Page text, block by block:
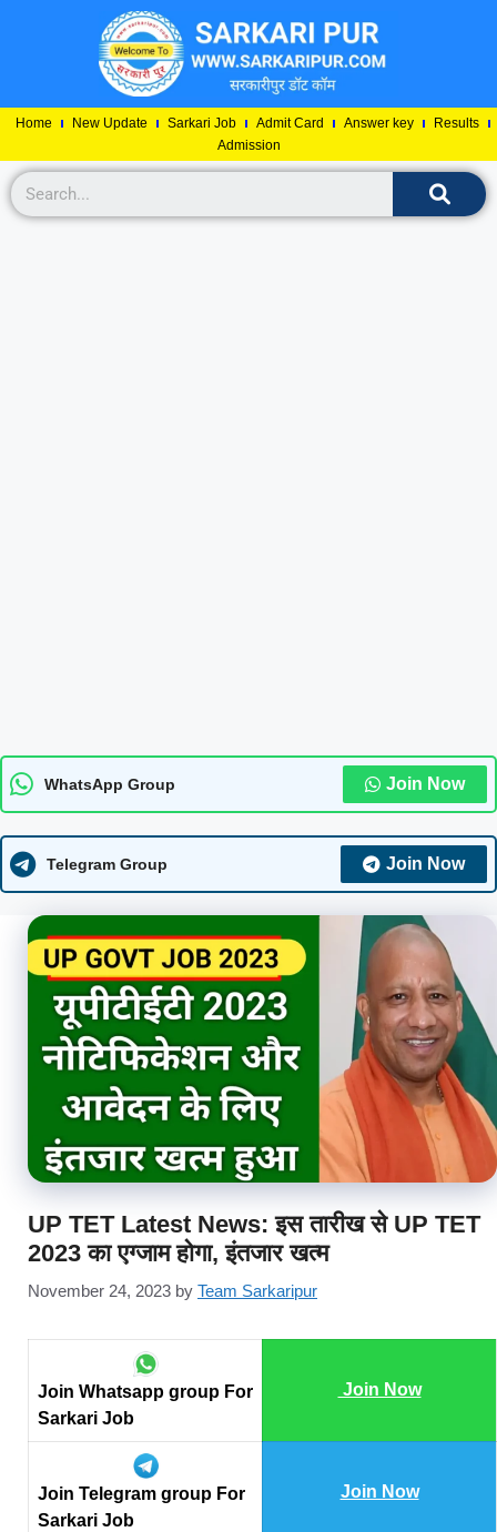
Home New Update Sarkari Job Admit Card Answer key
Results
Admission
WhatsApp Group Join Now
Telegram Group Join Now
UP TET Latest News: इस तारीख से UP TET
2023 का एग्जाम होगा, इंतजार खत्म
November 24, 2023 by Team Sarkaripur
Join Whatsapp group For
Sarkari Job
Join Now
Join Telegram group For
Sarkari Job
Join Now